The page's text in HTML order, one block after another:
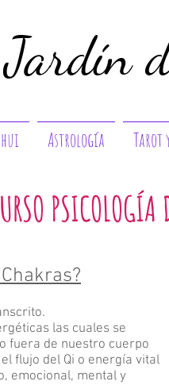
Jardín
Astrología Tarot
PSICOLOGÍA
las cuales se
fuera de nuestro cuerpo
flujo del Qi o energía vital
emocional, mental y